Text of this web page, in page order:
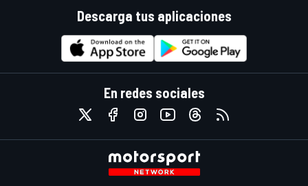
Descarga tus aplicaciones
En redes sociales